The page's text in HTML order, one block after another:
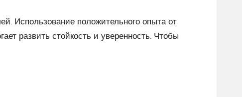
Использование положительного опыта от
развить стойкость и уверенность. Чтобы